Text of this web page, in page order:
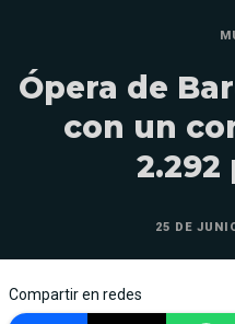
Ópera de
con un
25 DE
Compartir en redes